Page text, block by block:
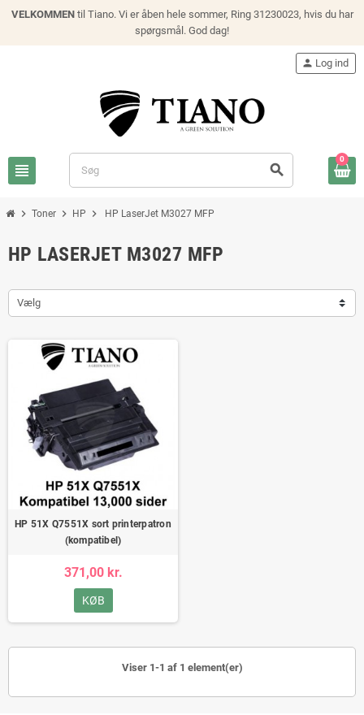
VELKOMMENtil Tiano. Vi er åben hele sommer, Ring 31230023, hvis du har
spørgsmål. God dag!
view_headline search
person Log ind
0
chevron_right Toner chevron_right HP chevron_right HP LaserJet M3027 MFP
HP LASERJET M3027 MFP
Vælg
HP 51X Q7551X sort printerpatron
(kompatibel)
371,00 kr.
KØB
Viser 1-1 af 1 element(er)